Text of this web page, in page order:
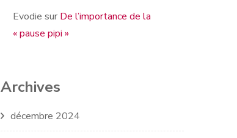
Evodie sur De l’importance de la
« pause pipi »
Archives
décembre 2024